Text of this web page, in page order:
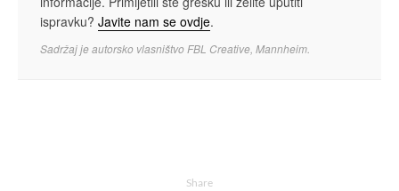
ispravku? Javite nam se ovdje.
Sadržaj je autorsko vlasništvo FBL Creative, Mannheim.
Share